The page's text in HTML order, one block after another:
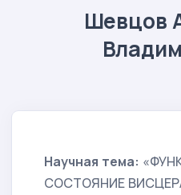
Шевцов
Научная тема:
СОСТОЯНИЕ